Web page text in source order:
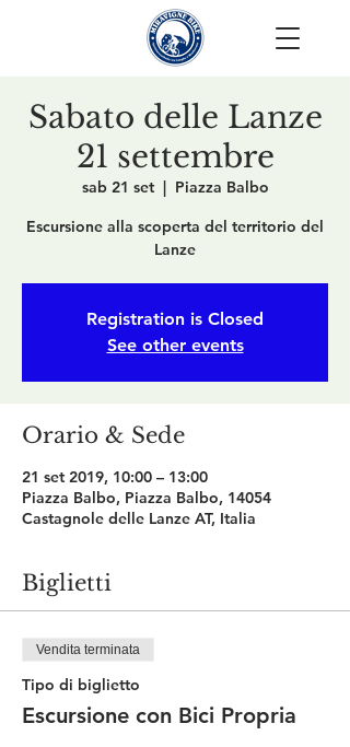
Sabato delle Lanze
21 settembre
sab 21 set
  |
Piazza Balbo
Escursione alla scoperta del territorio del
Lanze
Registration is Closed
See other events
Orario & Sede
21 set 2019, 10:00 – 13:00
Piazza Balbo, Piazza Balbo, 14054
Castagnole delle Lanze AT, Italia
Biglietti
Vendita terminata
Tipo di biglietto
Escursione con Bici Propria